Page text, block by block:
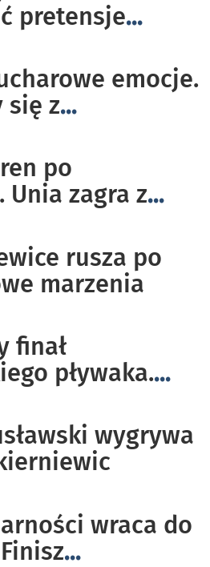
pretensje...
emocje.
się z...
po
Unia zagra z...
rusza po
marzenia
finał
pływaka....
wygrywa
wraca do
...